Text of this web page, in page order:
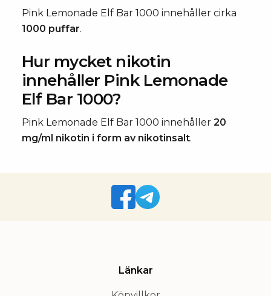
Pink Lemonade Elf Bar 1000 innehåller cirka
1000 puffar.
Hur mycket nikotin
innehåller Pink Lemonade
Elf Bar 1000?
Pink Lemonade Elf Bar 1000 innehåller 20
mg/ml nikotin i form av nikotinsalt.
Länkar